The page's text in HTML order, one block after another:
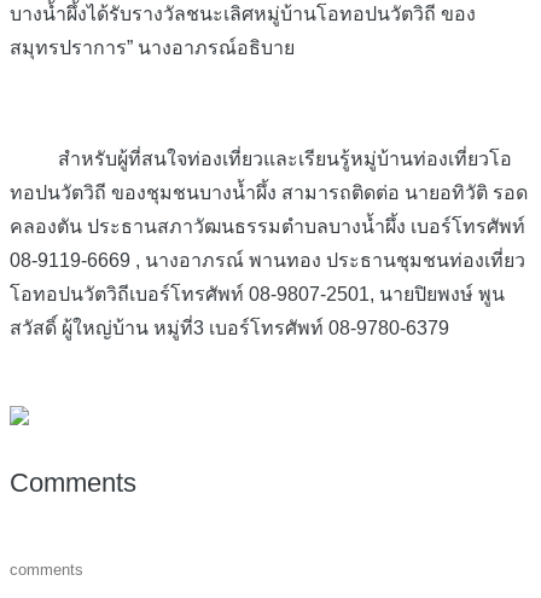
บางน้ำผึ้งได้รับรางวัลชนะเลิศหมู่บ้านโอทอปนวัตวิถี ของ
สมุทรปราการ” นางอาภรณ์อธิบาย
สำหรับผู้ที่สนใจท่องเที่ยวและเรียนรู้หมู่บ้านท่องเที่ยวโอ
ทอปนวัตวิถี ของชุมชนบางน้ำผึ้ง สามารถติดต่อ นายอทิวัติ รอด
คลองตัน ประธานสภาวัฒนธรรมตำบลบางน้ำผึ้ง เบอร์โทรศัพท์
08-9119-6669 , นางอาภรณ์ พานทอง ประธานชุมชนท่องเที่ยว
โอทอปนวัตวิถีเบอร์โทรศัพท์ 08-9807-2501, นายปิยพงษ์ พูน
สวัสดิ์ ผู้ใหญ่บ้าน หมู่ที่3 เบอร์โทรศัพท์ 08-9780-6379
Comments
comments